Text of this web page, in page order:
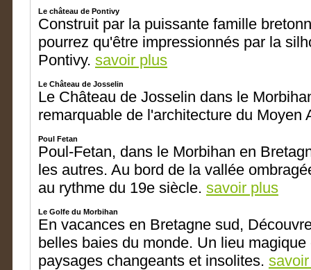
Le château de Pontivy
Construit par la puissante famille
pourrez qu'être impressionnés par la
Pontivy. savoir plus
Le Château de Josselin
Le Château de Josselin dans le
remarquable de l'architecture du
Poul Fetan
Poul-Fetan, dans le Morbihan en
les autres. Au bord de la vallée
au rythme du 19e siècle. savoir plus
Le Golfe du Morbihan
En vacances en Bretagne sud,
belles baies du monde. Un lieu
paysages changeants et insolites.